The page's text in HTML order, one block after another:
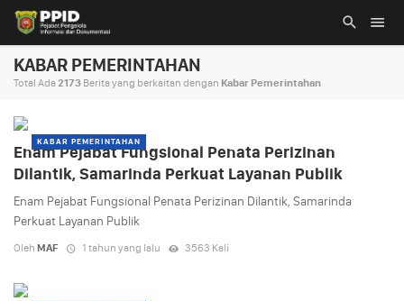
KABAR PEMERINTAHAN
Total Ada2173 Berita yang berkaitan dengan Kabar Pemerintahan
KABAR PEMERINTAHAN
Enam Pejabat Fungsional Penata Perizinan
Dilantik, Samarinda Perkuat Layanan Publik
Enam Pejabat Fungsional Penata Perizinan Dilantik, Samarinda
Perkuat Layanan Publik
Oleh MAF 1 tahun yang lalu 3563 Kali